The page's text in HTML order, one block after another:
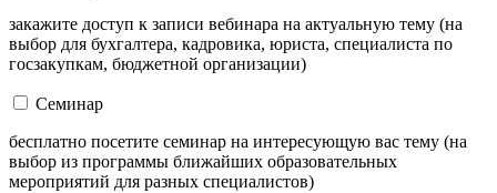
закажите доступ к записи вебинара на актуальную тему (на
выбор для бухгалтера, кадровика, юриста, специалиста по
госзакупкам, бюджетной организации)
Семинар
бесплатно посетите семинар на интересующую вас тему (на
выбор из программы ближайших образовательных
мероприятий для разных специалистов)